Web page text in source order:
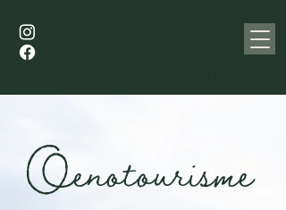
Oenotourisme